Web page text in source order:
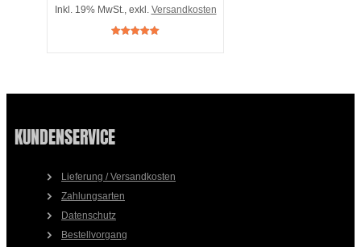
Inkl. 19% MwSt. exkl. Versandkosten
KUNDENSERVICE
Lieferung / Versandkosten
Zahlungsarten
Datenschutz
Bestellvorgang